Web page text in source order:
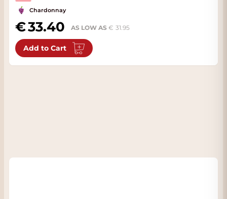
Chardonnay
33.40 AS LOW AS 31.95
Add to Cart